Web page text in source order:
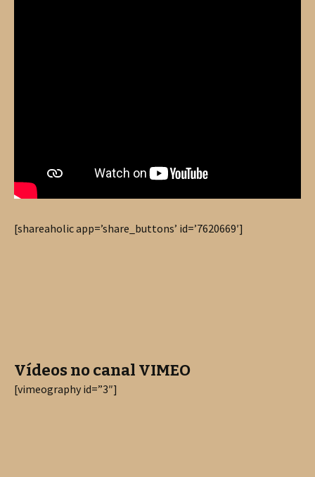
[shareaholic app=’share_buttons’ id=’7620669′]
Vídeos no canal VIMEO
[vimeography id=”3″]